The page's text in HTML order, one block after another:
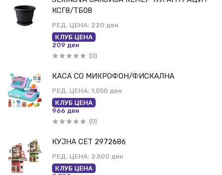
КСГ8/ТБ08
РЕД. ЦЕНА: 220 ден
КЛУБ ЦЕНА
209 ден
(0)
КАСА СО МИКРОФОН/ФИСКАЛНА
РЕД. ЦЕНА: 1,050 ден
КЛУБ ЦЕНА
966 ден
(0)
КУЈНА СЕТ 2972686
РЕД. ЦЕНА: 2,500 ден
КЛУБ ЦЕНА